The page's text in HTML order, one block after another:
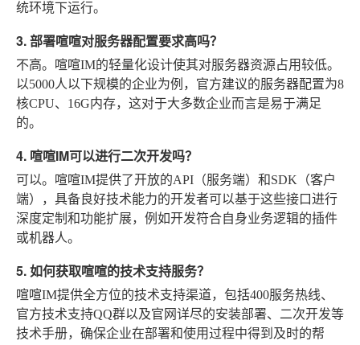
统环境下运行。
3. 部署喧喧对服务器配置要求高吗？
不高。喧喧IM的轻量化设计使其对服务器资源占用较低。
以5000人以下规模的企业为例，官方建议的服务器配置为8
核CPU、16G内存，这对于大多数企业而言是易于满足
的。
4. 喧喧IM可以进行二次开发吗？
可以。喧喧IM提供了开放的API（服务端）和SDK（客户
端），具备良好技术能力的开发者可以基于这些接口进行
深度定制和功能扩展，例如开发符合自身业务逻辑的插件
或机器人。
5. 如何获取喧喧的技术支持服务？
喧喧IM提供全方位的技术支持渠道，包括400服务热线、
官方技术支持QQ群以及官网详尽的安装部署、二次开发等
技术手册，确保企业在部署和使用过程中得到及时的帮